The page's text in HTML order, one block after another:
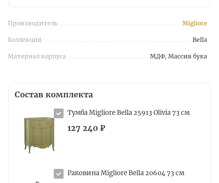
Производитель Migliore
Коллекция Bella
Материал корпуса МДФ, Массив бука
Состав комплекта
127 240 ₽
Тумба Migliore Bella 25913 Olivia 73 см
Раковина Migliore Bella 20604 73 см